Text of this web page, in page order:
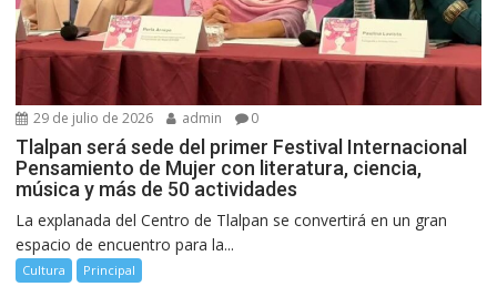
29 de julio de 2026 admin 0
Tlalpan será sede del primer Festival Internacional
Pensamiento de Mujer con literatura, ciencia,
música y más de 50 actividades
La explanada del Centro de Tlalpan se convertirá en un gran
espacio de encuentro para la...
Cultura Principal